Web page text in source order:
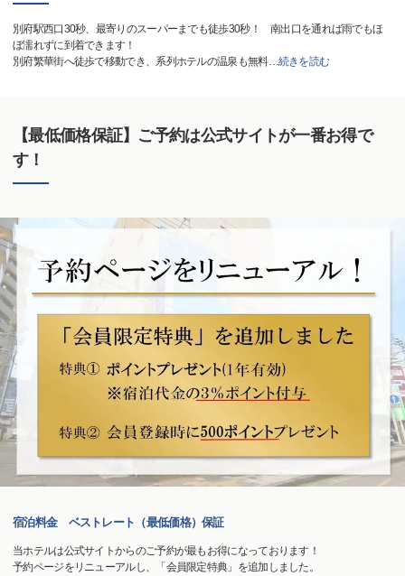
別府駅西口30秒、最寄りのスーパーまでも徒歩30秒！ 南出口を通れば雨でもほ
ぼ濡れずに到着できます！
別府繁華街へ徒歩で移動でき、系列ホテルの温泉も無料…続きを読む
【最低価格保証】ご予約は公式サイトが一番お得で
す！
宿泊料金 ベストレート（最低価格）保証
当ホテルは公式サイトからのご予約が最もお得になっております！
予約ページをリニューアルし、「会員限定特典」を追加しました。